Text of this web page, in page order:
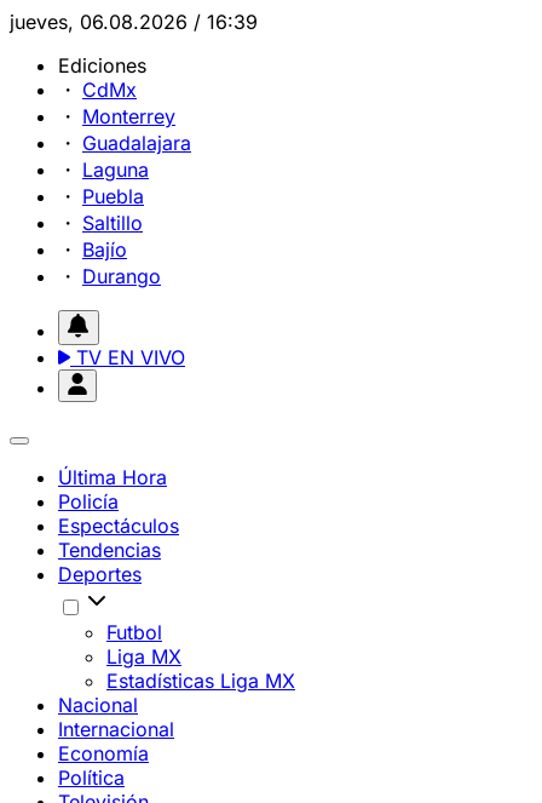
jueves, 06.08.2026 / 16:39
Ediciones
CdMx
Monterrey
Guadalajara
Laguna
Puebla
Saltillo
Bajío
Durango
TV EN VIVO
Última Hora
Policía
Espectáculos
Tendencias
Deportes
Futbol
Liga MX
Estadísticas Liga MX
Nacional
Internacional
Economía
Política